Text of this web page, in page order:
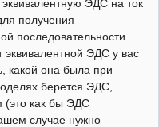
ЭДС на ток
получения
последовательности.
эквивалентной ЭДС у вас
какой она была при
берется ЭДС,
(это как бы ЭДС
случае нужно